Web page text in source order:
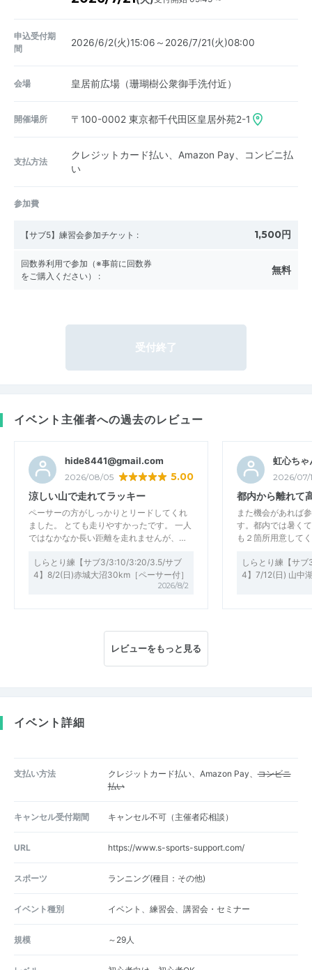
申込受付期
間
2026/6/2(火)15:06～2026/7/21(火)08:00
会場 皇居前広場（珊瑚樹公衆御手洗付近）
開催場所 〒100-0002 東京都千代田区皇居外苑2-1
支払方法
クレジットカード払い、Amazon Pay、コンビニ払
い
参加費
【サブ5】練習会参加チケット : 1,500円
回数券利用で参加（※事前に回数券
をご購入ください） : 無料
受付終了
イベント主催者への過去のレビュー
hide8441@gmail.com
2026/08/05 5.00
涼しい山で走れてラッキー
ペーサーの方がしっかりとリードしてくれ
ました。 とても走りやすかったです。 一人
ではなかなか長い距離を走れませんが、…
しらとり練【サブ3/3:10/3:20/3.5/サブ
4】8/2(日)赤城大沼30km［ペーサー付］
2026/8/2
虹心ちゃ
2026/07/
都内から離れて
また機会があれば
す。都内では暑く
も２箇所用意して
しらとり練【サ
4】7/12(日) 山中
レビューをもっと見る
イベント詳細
支払い方法 クレジットカード払い、Amazon Pay、コンビニ
払い
キャンセル受付期間 キャンセル不可（主催者応相談）
URL https://www.s-sports-support.com/
スポーツ ランニング(種目：その他)
イベント種別 イベント、練習会、講習会・セミナー
規模 ～29人